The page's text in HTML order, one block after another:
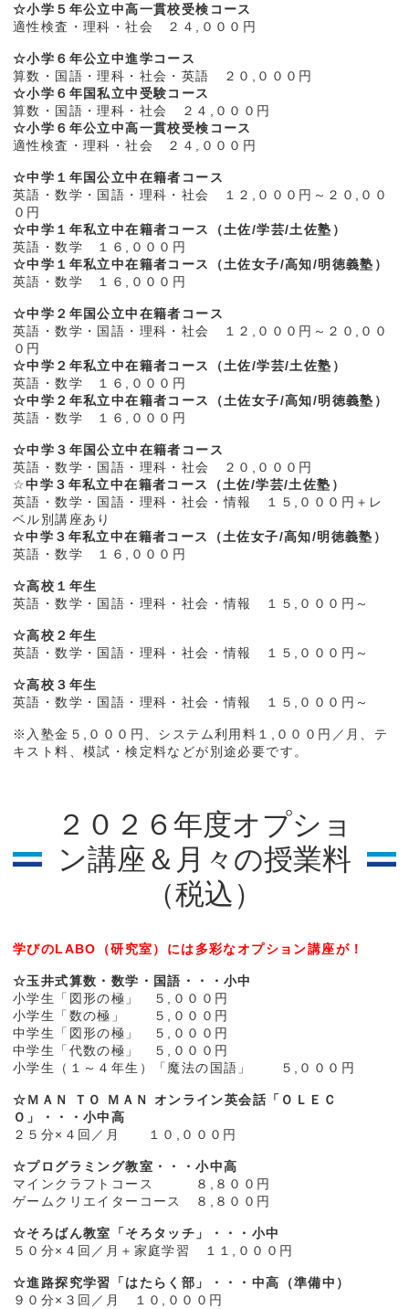
☆小学５年公立中高一貫校受検コース
適性検査・理科・社会 ２４,０００円
☆小学６年公立中進学コース
算数・国語・理科・社会・英語 ２０,０００円
☆小学６年国私立中受験コース
算数・国語・理科・社会 ２４,０００円
☆小学６年公立中高一貫校受検コース
適性検査・理科・社会 ２４,０００円
☆中学１年国公立中在籍者コース
英語・数学・国語・理科・社会 １２,０００円～２０,００
０円
☆中学１年私立中在籍者コース（土佐/学芸/土佐塾）
英語・数学 １６,０００円
☆中学１年私立中在籍者コース（土佐女子/高知/明徳義塾）
英語・数学 １６,０００円
☆中学２年国公立中在籍者コース
英語・数学・国語・理科・社会 １２,０００円～２０,００
０円
☆中学２年私立中在籍者コース（土佐/学芸/土佐塾）
英語・数学 １６,０００円
☆中学２年私立中在籍者コース（土佐女子/高知/明徳義塾）
英語・数学 １６,０００円
☆中学３年国公立中在籍者コース
英語・数学・国語・理科・社会 ２０,０００円
☆中学３年私立中在籍者コース（土佐/学芸/土佐塾）
英語・数学・国語・理科・社会・情報 １５,０００円＋レ
ベル別講座あり
☆中学３年私立中在籍者コース（土佐女子/高知/明徳義塾）
英語・数学 １６,０００円
☆高校１年生
英語・数学・国語・理科・社会・情報 １５,０００円～
☆高校２年生
英語・数学・国語・理科・社会・情報 １５,０００円～
☆高校３年生
英語・数学・国語・理科・社会・情報 １５,０００円～
※入塾金５,０００円、システム利用料１,０００円／月、テ
キスト料、模試・検定料などが別途必要です。
２０２６年度オプショ
ン講座＆月々の授業料
（税込）
学びのLABO（研究室）には多彩なオプション講座が！
☆玉井式算数・数学・国語・・・小中
小学生「図形の極」 ５,０００円
小学生「数の極」 ５,０００円
中学生「図形の極」 ５,０００円
中学生「代数の極」 ５,０００円
小学生（１～４年生）「魔法の国語」 ５,０００円
☆ＭＡＮ ＴＯ ＭＡＮ オンライン英会話「ＯＬＥＣ
Ｏ」・・・小中高
２５分×４回／月 １０,０００円
☆プログラミング教室・・・小中高
マインクラフトコース ８,８００円
ゲームクリエイターコース ８,８００円
☆そろばん教室「そろタッチ」・・・小中
５０分×４回／月＋家庭学習 １１,０００円
☆進路探究学習「はたらく部」・・・中高（準備中）
９０分×３回／月 １０,０００円